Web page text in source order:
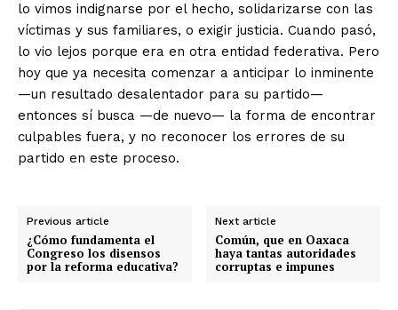
lo vimos indignarse por el hecho, solidarizarse con las
víctimas y sus familiares, o exigir justicia. Cuando pasó,
lo vio lejos porque era en otra entidad federativa. Pero
hoy que ya necesita comenzar a anticipar lo inminente
—un resultado desalentador para su partido—
entonces sí busca —de nuevo— la forma de encontrar
culpables fuera, y no reconocer los errores de su
partido en este proceso.
Previous article
¿Cómo fundamenta el
Congreso los disensos
por la reforma educativa?
Next article
Común, que en Oaxaca
haya tantas autoridades
corruptas e impunes